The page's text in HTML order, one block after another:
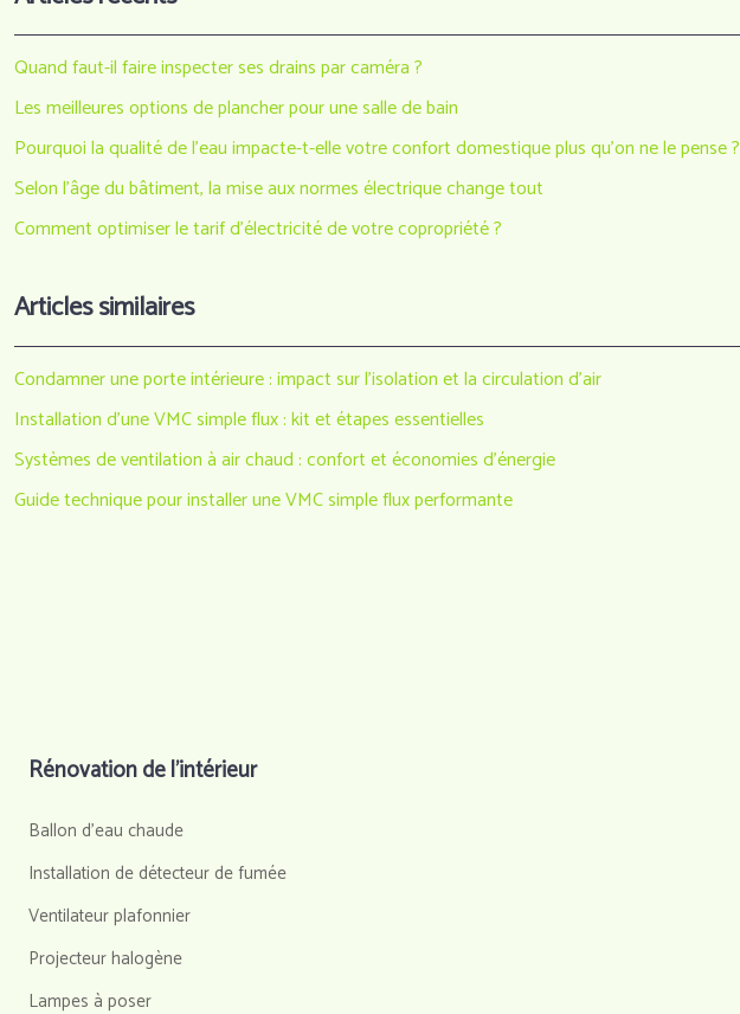
Quand faut-il faire inspecter ses drains par caméra ?
Les meilleures options de plancher pour une salle de bain
Pourquoi la qualité de l’eau impacte-t-elle votre confort domestique plus qu’on ne le pense ?
Selon l’âge du bâtiment, la mise aux normes électrique change tout
Comment optimiser le tarif d’électricité de votre copropriété ?
Articles similaires
Condamner une porte intérieure : impact sur l’isolation et la circulation d’air
Installation d’une VMC simple flux : kit et étapes essentielles
Systèmes de ventilation à air chaud : confort et économies d’énergie
Guide technique pour installer une VMC simple flux performante
Rénovation de l’intérieur
Ballon d'eau chaude
Installation de détecteur de fumée
Ventilateur plafonnier
Projecteur halogène
Lampes à poser